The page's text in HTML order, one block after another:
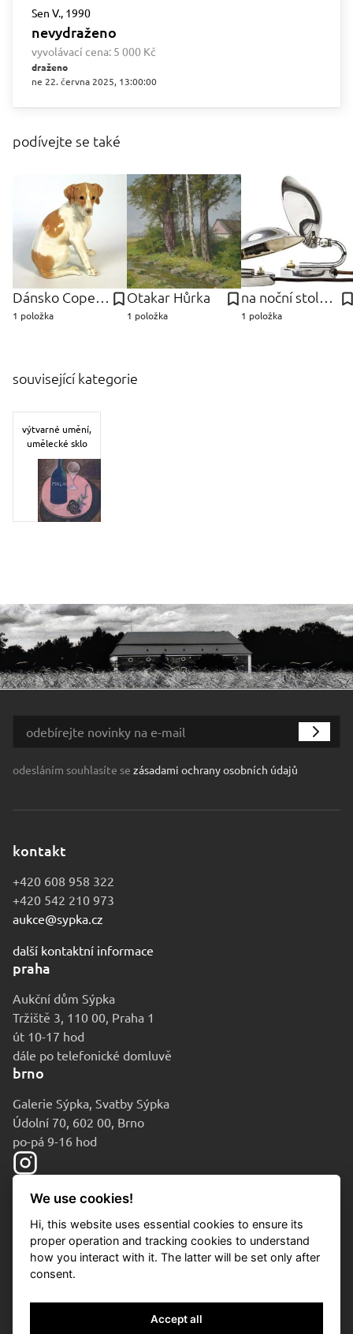
Sen V., 1990
nevydraženo
vyvolávací cena: 5 000 Kč
draženo
ne 22. června 2025, 13:00:00
podívejte se také
Dánsko Copenhagen,
1 položka
Otakar Hůrka
1 položka
na noční stolek - ks Lampičky
1 položka
související kategorie
výtvarné umění,
umělecké sklo
odesláním souhlasíte se zásadami ochrany osobních údajů
kontakt
+420 608 958 322
+420 542 210 973
aukce@sypka.cz
další kontaktní informace
praha
Aukční dům Sýpka
Tržiště 3, 110 00, Praha 1
út 10-17 hod
dále po telefonické domluvě
brno
Galerie Sýpka, Svatby Sýpka
Údolní 70, 602 00, Brno
po-pá 9-16 hod
© 2010-2026 Aukční dům Sýpka
We use cookies!
Hi, this website uses essential cookies to ensure its
proper operation and tracking cookies to understand
how you interact with it. The latter will be set only after
consent.
Accept all